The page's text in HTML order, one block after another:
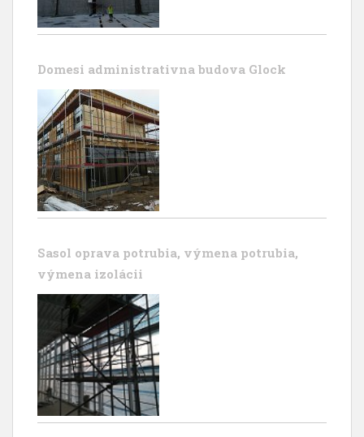
Domesi administrativna budova Glock
Sasol oprava potrubia, výmena potrubia,
výmena izolácii